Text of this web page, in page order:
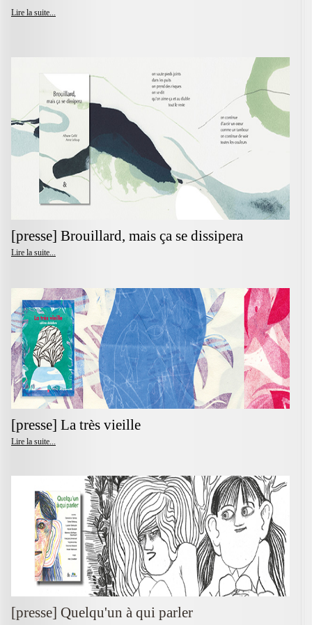
Lire la suite...
[presse] Brouillard, mais ça se dissipera
Lire la suite...
[presse] La très vieille
Lire la suite...
[presse] Quelqu'un à qui parler